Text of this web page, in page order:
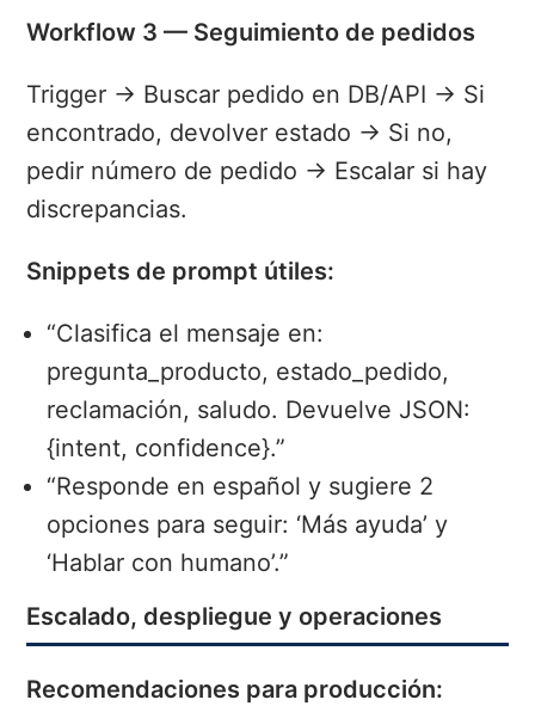
Workflow 3 — Seguimiento de pedidos
Trigger → Buscar pedido en DB/API → Si
encontrado, devolver estado → Si no,
pedir número de pedido → Escalar si hay
discrepancias.
Snippets de prompt útiles:
“Clasifica el mensaje en:
pregunta_producto, estado_pedido,
reclamación, saludo. Devuelve JSON:
{intent, confidence}.”
“Responde en español y sugiere 2
opciones para seguir: ‘Más ayuda’ y
‘Hablar con humano’.”
Escalado, despliegue y operaciones
Recomendaciones para producción: